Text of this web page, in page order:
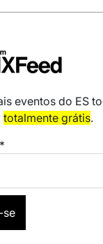
eventos do ES
totalmente grátis.